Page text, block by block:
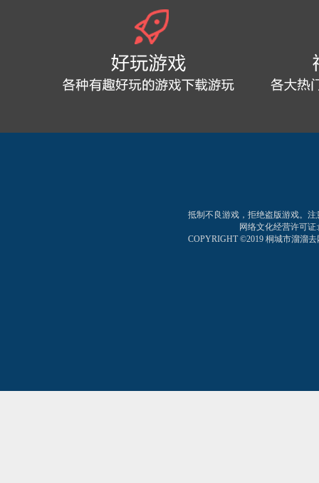
抵制不良游戏，拒绝盗版游戏。
网络文化经营许可证
COPYRIGHT ©2019 桐城市溜溜